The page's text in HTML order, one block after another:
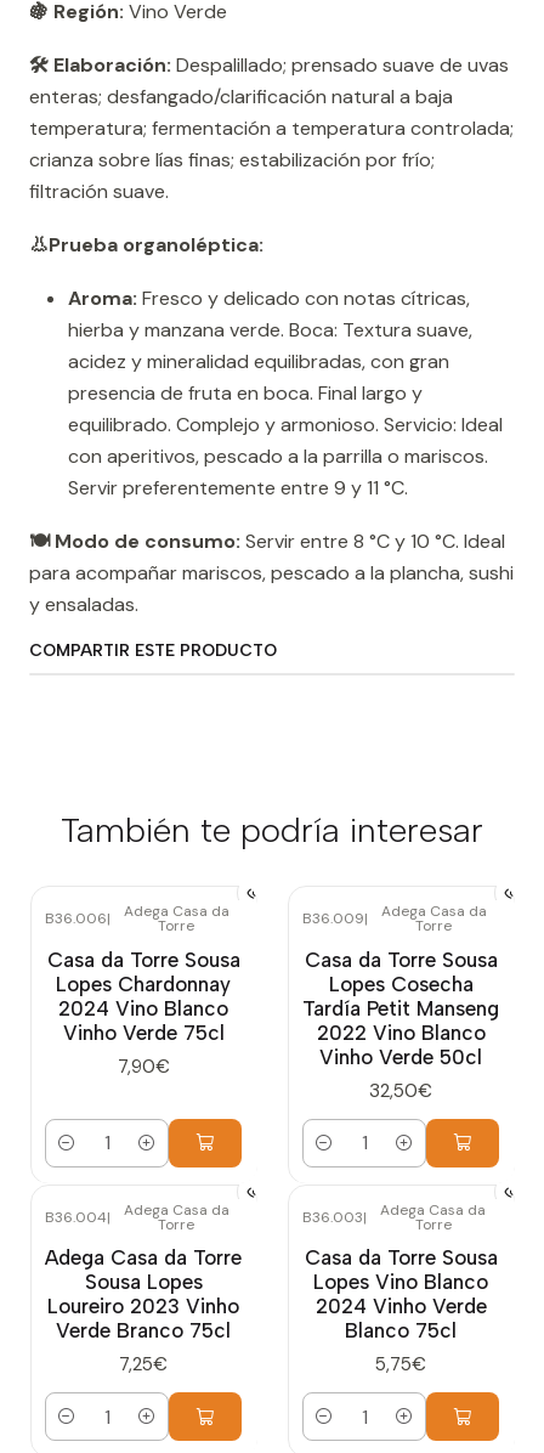
🍇 Región: Vino Verde
🛠️ Elaboración: Despalillado; prensado suave de uvas
enteras; desfangado/clarificación natural a baja
temperatura; fermentación a temperatura controlada;
crianza sobre lías finas; estabilización por frío;
filtración suave.
👃Prueba organoléptica:
Aroma: Fresco y delicado con notas cítricas,
hierba y manzana verde. Boca: Textura suave,
acidez y mineralidad equilibradas, con gran
presencia de fruta en boca. Final largo y
equilibrado. Complejo y armonioso. Servicio: Ideal
con aperitivos, pescado a la parrilla o mariscos.
Servir preferentemente entre 9 y 11 °C.
🍽️ Modo de consumo: Servir entre 8 °C y 10 °C. Ideal
para acompañar mariscos, pescado a la plancha, sushi
y ensaladas.
COMPARTIR ESTE PRODUCTO
También te podría interesar
B36.006| Adega Casa da
Torre
Casa da Torre Sousa
Lopes Chardonnay
2024 Vino Blanco
Vinho Verde 75cl
7,90€
Cantidad
B36.009| Adega Casa da
Torre
Casa da Torre Sousa
Lopes Cosecha
Tardía Petit Manseng
2022 Vino Blanco
Vinho Verde 50cl
32,50€
Cantidad
B36.004| Adega Casa da
Torre
Adega Casa da Torre
Sousa Lopes
Loureiro 2023 Vinho
Verde Branco 75cl
7,25€
Cantidad
B36.003| Adega Casa da
Torre
Casa da Torre Sousa
Lopes Vino Blanco
2024 Vinho Verde
Blanco 75cl
5,75€
Cantidad